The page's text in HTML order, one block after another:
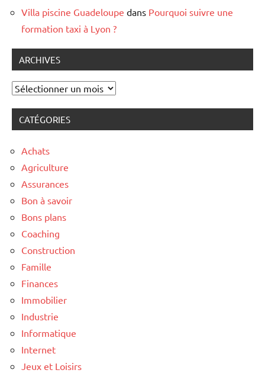
Villa piscine Guadeloupe dans Pourquoi suivre une
formation taxi à Lyon ?
ARCHIVES
Archives
CATÉGORIES
Achats
Agriculture
Assurances
Bon à savoir
Bons plans
Coaching
Construction
Famille
Finances
Immobilier
Industrie
Informatique
Internet
Jeux et Loisirs